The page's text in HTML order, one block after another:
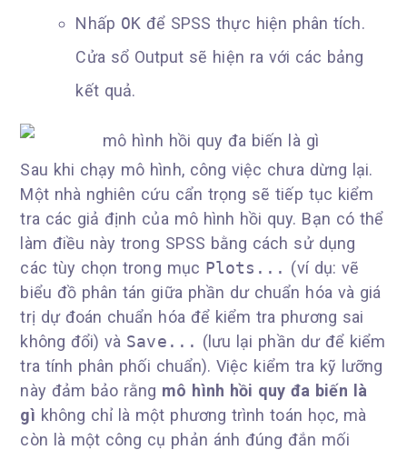
Nhấp OKđể SPSS thực hiện phân tích.
Cửa sổ Output sẽ hiện ra với các bảng
kết quả.
Sau khi chạy mô hình, công việc chưa dừng lại.
Một nhà nghiên cứu cẩn trọng sẽ tiếp tục kiểm
tra các giả định của mô hình hồi quy. Bạn có thể
làm điều này trong SPSS bằng cách sử dụng
các tùy chọn trong mục Plots... (ví dụ: vẽ
biểu đồ phân tán giữa phần dư chuẩn hóa và giá
trị dự đoán chuẩn hóa để kiểm tra phương sai
không đổi) và Save... (lưu lại phần dư để kiểm
tra tính phân phối chuẩn). Việc kiểm tra kỹ lưỡng
này đảm bảo rằng mô hình hồi quy đa biến là
gì không chỉ là một phương trình toán học, mà
còn là một công cụ phản ánh đúng đắn mối